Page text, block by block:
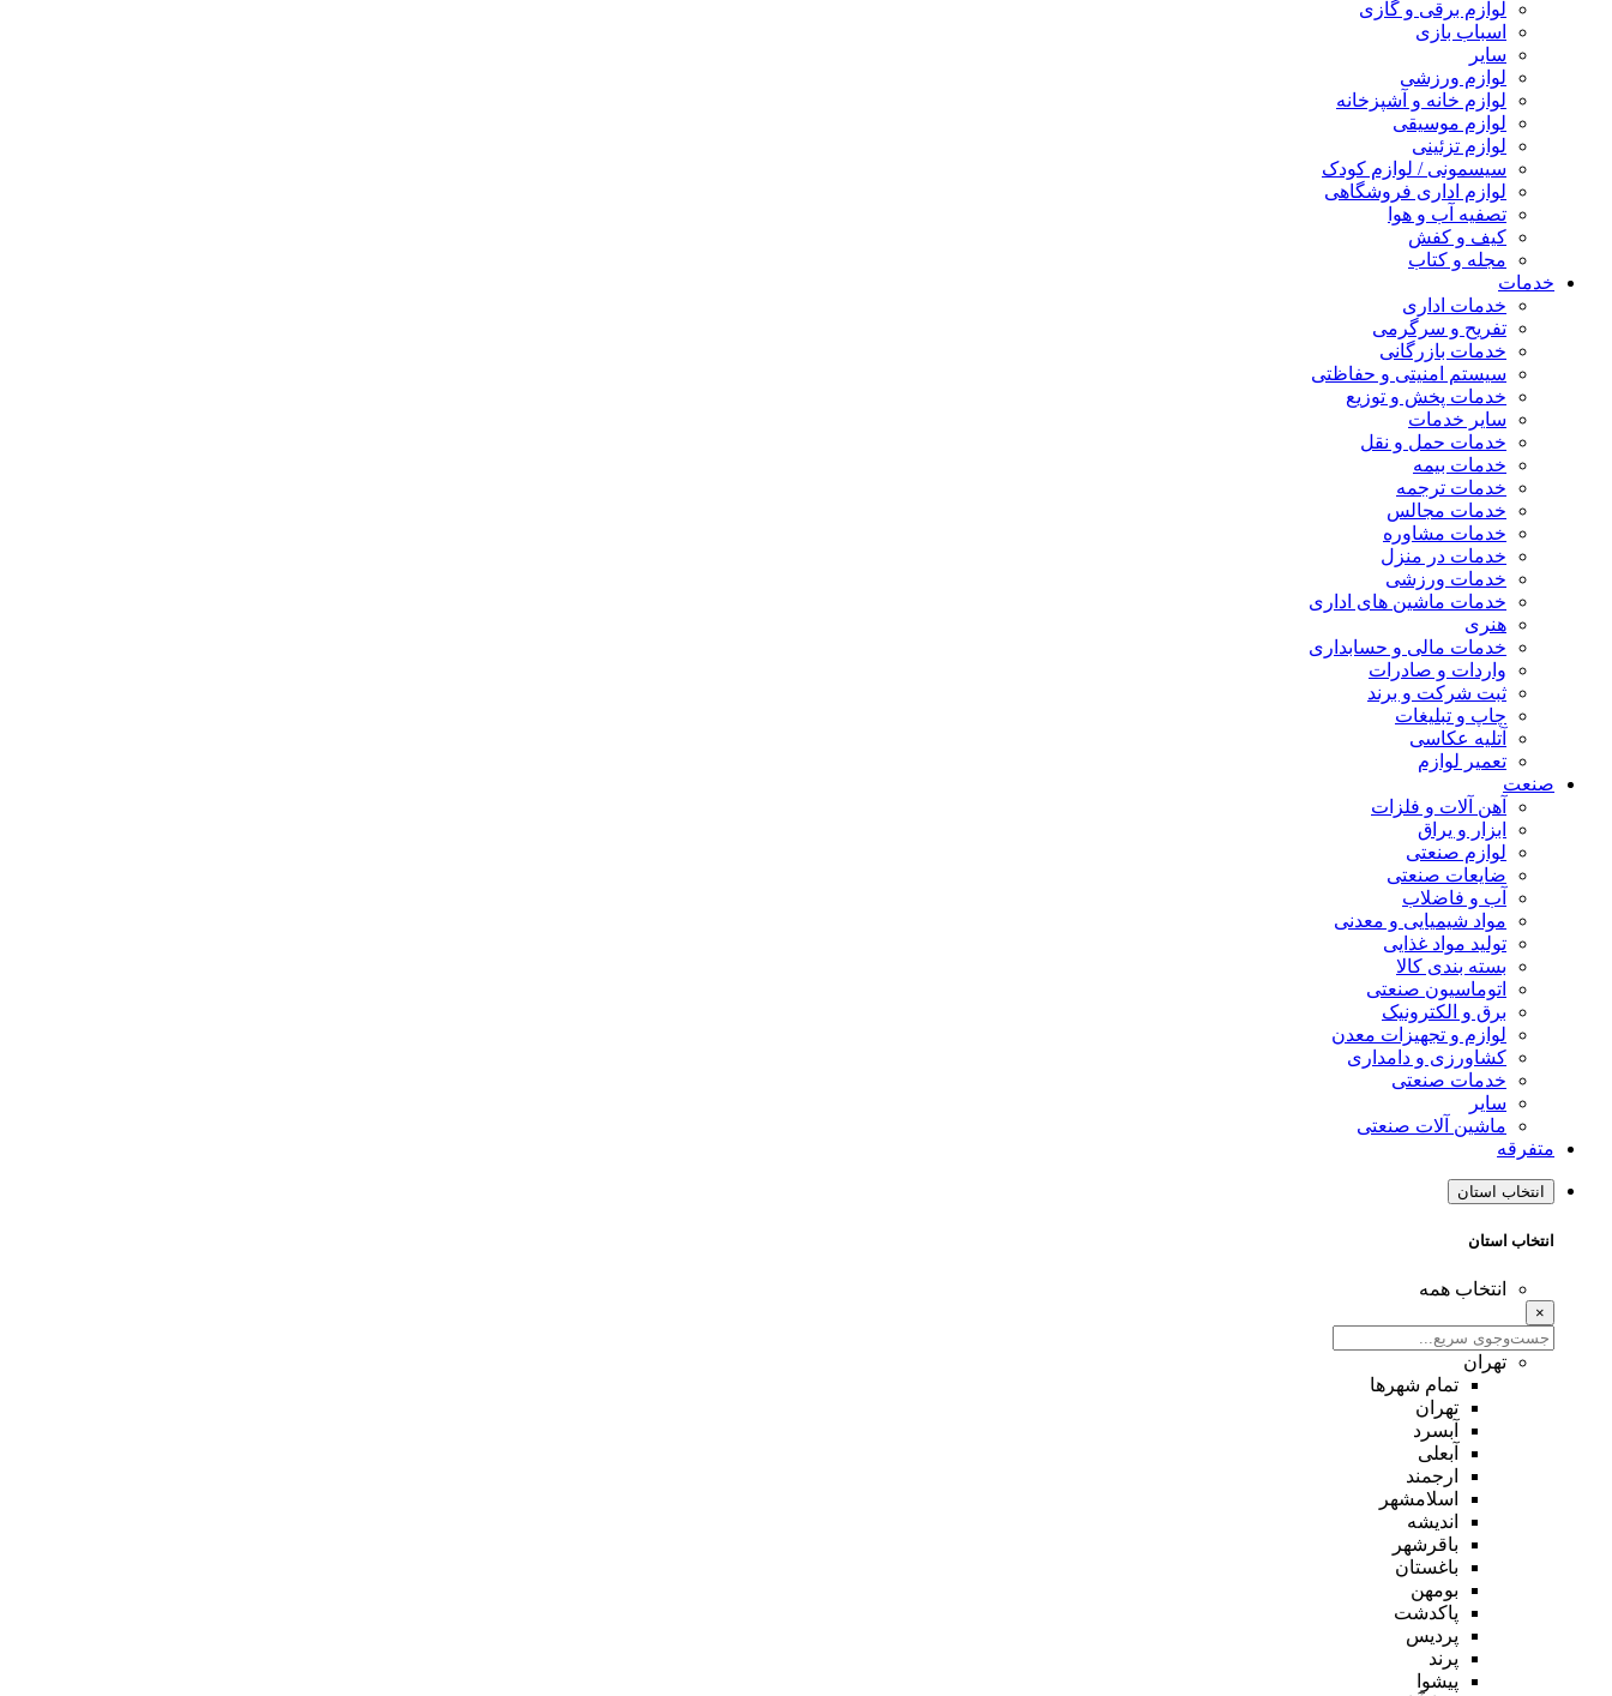
لوازم برقی و گازی
اسباب بازی
سایر
لوازم ورزشی
لوازم خانه و آشپزخانه
لوازم موسیقی
لوازم تزئینی
سیسمونی / لوازم کودک
لوازم اداری فروشگاهی
تصفیه آب و هوا
کیف و کفش
مجله و کتاب
خدمات
خدمات اداری
تفریح و سرگرمی
خدمات بازرگانی
سیستم امنیتی و حفاظتی
خدمات پخش و توزیع
سایر خدمات
خدمات حمل و نقل
خدمات بیمه
خدمات ترجمه
خدمات مجالس
خدمات مشاوره
خدمات در منزل
خدمات ورزشی
خدمات ماشین های اداری
هنری
خدمات مالی و حسابداری
واردات و صادرات
ثبت شرکت و برند
چاپ و تبلیغات
آتلیه عکاسی
تعمیر لوازم
صنعت
آهن آلات و فلزات
ابزار و یراق
لوازم صنعتی
ضایعات صنعتی
آب و فاضلاب
مواد شیمیایی و معدنی
تولید مواد غذایی
بسته بندی کالا
اتوماسیون صنعتی
برق و الکترونیک
لوازم و تجهیزات معدن
کشاورزی و دامداری
خدمات صنعتی
سایر
ماشین آلات صنعتی
متفرقه
انتخاب استان
انتخاب استان
انتخاب همه
×
تهران
تمام شهر‌ها
تهران
آبسرد
آبعلی
ارجمند
اسلامشهر
اندیشه
باقرشهر
باغستان
بومهن
پاکدشت
پردیس
پرند
پیشوا